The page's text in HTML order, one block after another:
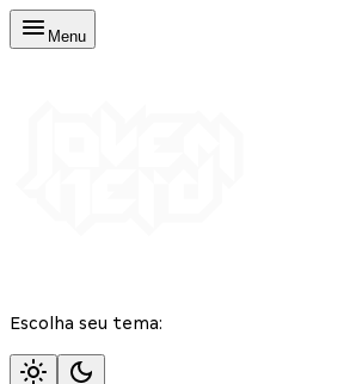
Menu
Escolha seu tema: